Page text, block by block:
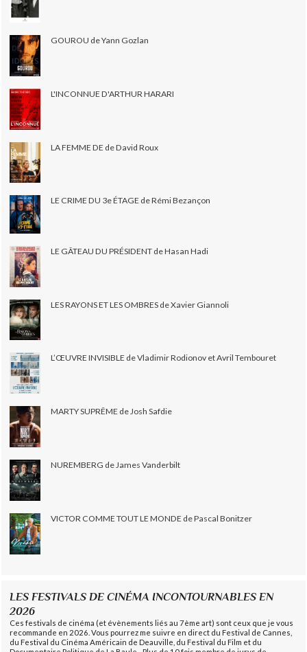
GOUROU de Yann Gozlan
L'INCONNUE D'ARTHUR HARARI
LA FEMME DE de David Roux
LE CRIME DU 3e ÉTAGE de Rémi Bezançon
LE GÂTEAU DU PRÉSIDENT de Hasan Hadi
LES RAYONS ET LES OMBRES de Xavier Giannoli
L’ŒUVRE INVISIBLE de Vladimir Rodionov et Avril Tembouret
MARTY SUPRÊME de Josh Safdie
NUREMBERG de James Vanderbilt
VICTOR COMME TOUT LE MONDE de Pascal Bonitzer
LES FESTIVALS DE CINÉMA INCONTOURNABLES EN
2026
Ces festivals de cinéma (et évènements liés au 7ème art) sont ceux que je vous
recommande en 2026. Vous pourrez me suivre en direct du Festival de Cannes,
du Festival du Cinéma Américain de Deauville, du Festival du Film et du